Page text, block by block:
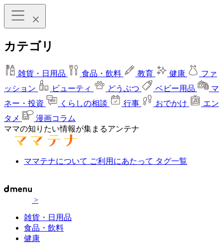
カテゴリ
雑貨・日用品 食品・飲料 教育 健康
ファ
ッション
ビューティ どうぶつ ベビー用品
マ
ネー・投資
くらしの相談 行事 おでかけ
エン
タメ
漫画コラム
ママの知りたい情報が集まるアンテナ
ママテナについて ご利用にあたって タグ一覧
>
雑貨・日用品
食品・飲料
健康